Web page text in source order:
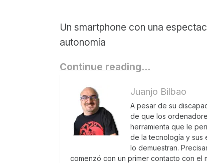
Un smartphone con una
autonomía
Continue reading…
Juanjo Bilbao
A pesar de su
de que los
herramienta que le
de la tecnología y sus
lo demuestran.
comenzó con un primer contacto con el